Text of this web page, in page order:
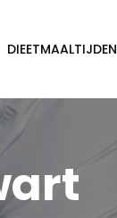
DIEETMAALTIJDEN